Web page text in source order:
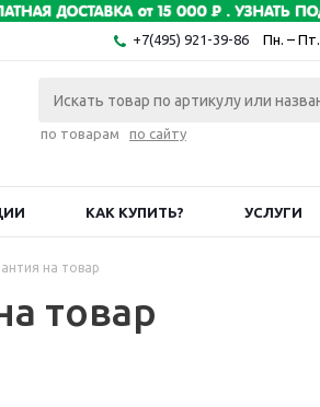
+7(495) 921-39-86 Пн. –
по товарам по сайту
КАК КУПИТЬ? УСЛУГИ
на товар
товар